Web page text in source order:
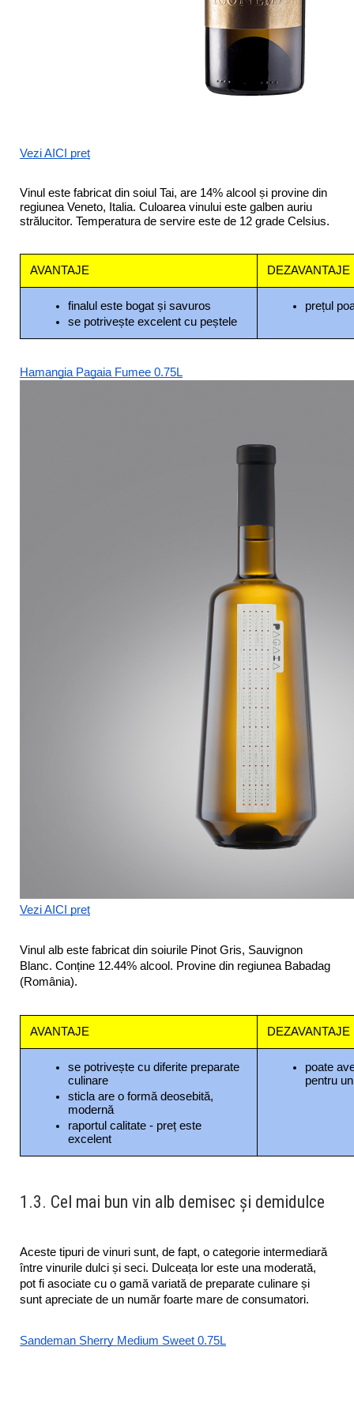
Vezi AICI preț
Vinul este fabricat din soiul Tai, are 14% alcool și provine din
regiunea Veneto, Italia. Culoarea vinului este galben auriu
strălucitor. Temperatura de servire este de 12 grade Celsius.
AVANTAJE DEZAVANTAJE
finalul este bogat și savuros
se potrivește excelent cu peștele
prețul
Hamangia Pagaia Fumee 0.75L
Vezi AICI preț
Vinul alb este fabricat din soiurile Pinot Gris, Sauvignon
Blanc. Conține 12.44% alcool. Provine din regiunea Babadag
(România).
AVANTAJE DEZAVANTAJE
se potrivește cu diferite preparate
culinare
sticla are o formă deosebită,
modernă
raportul calitate - preț este
excelent
poate
pentru
1.3. Cel mai bun vin alb demisec și demidulce
Aceste tipuri de vinuri sunt, de fapt, o categorie intermediară
între vinurile dulci și seci. Dulceața lor este una moderată,
pot fi asociate cu o gamă variată de preparate culinare și
sunt apreciate de un număr foarte mare de consumatori.
Sandeman Sherry Medium Sweet 0.75L